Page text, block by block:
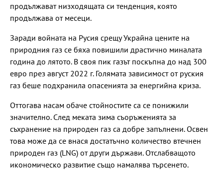
продължават низходящата си тенденция, която
продължава от месеци.
Заради войната на Русия срещу Украйна цените на
природния газ се бяха повишили драстично миналата
година до лятото. В своя пик газът поскъпна до над 300
евро през август 2022 г. Голямата зависимост от руския
газ беше подхранила опасенията за енергийна криза.
Оттогава насам обаче стойностите са се понижили
значително. След меката зима съоръженията за
съхранение на природен газ са добре запълнени. Освен
това може да се внася достатъчно количество втечнен
природен газ (LNG) от други държави. Отслабващото
икономическо развитие също намалява търсенето.